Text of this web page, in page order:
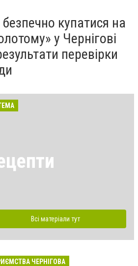
купатися на
у Чернігові
перевірки
Всі матеріали тут
ЧЕРНІГОВА